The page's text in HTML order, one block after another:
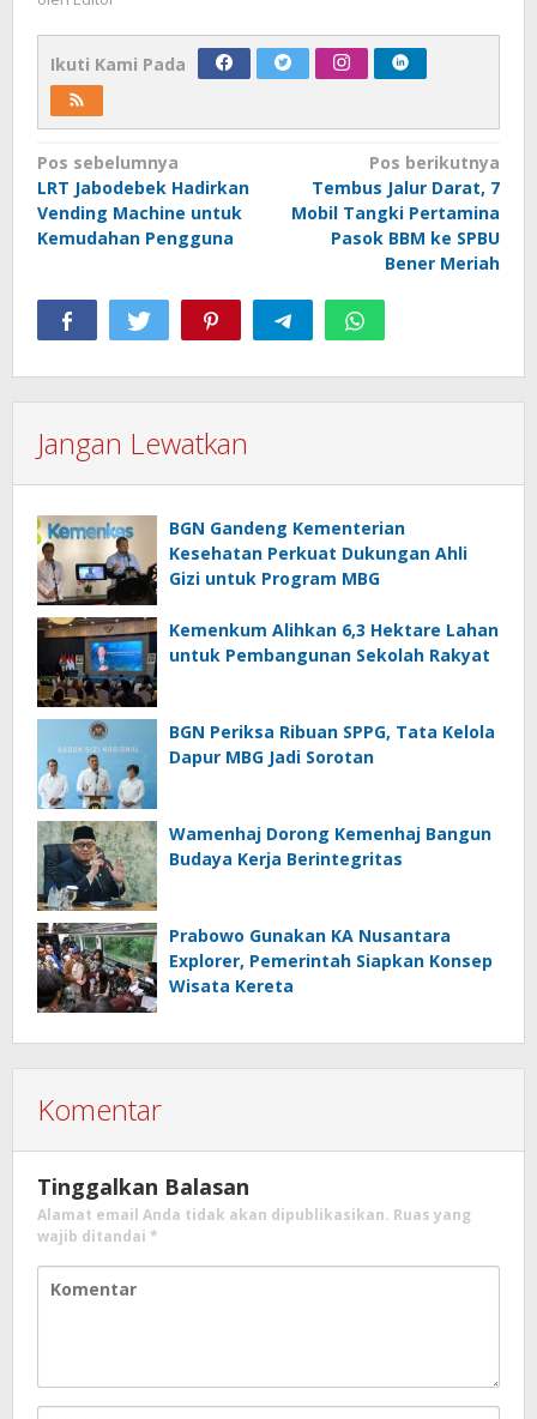
Ikuti Kami Pada
Navigasi
pos
Pos sebelumnya
LRT Jabodebek Hadirkan
Vending Machine untuk
Kemudahan Pengguna
Pos berikutnya
Tembus Jalur Darat, 7
Mobil Tangki Pertamina
Pasok BBM ke SPBU
Bener Meriah
Jangan Lewatkan
BGN Gandeng Kementerian
Kesehatan Perkuat Dukungan Ahli
Gizi untuk Program MBG
Kemenkum Alihkan 6,3 Hektare Lahan
untuk Pembangunan Sekolah Rakyat
BGN Periksa Ribuan SPPG, Tata Kelola
Dapur MBG Jadi Sorotan
Wamenhaj Dorong Kemenhaj Bangun
Budaya Kerja Berintegritas
Prabowo Gunakan KA Nusantara
Explorer, Pemerintah Siapkan Konsep
Wisata Kereta
Komentar
Tinggalkan Balasan
Alamat email Anda tidak akan dipublikasikan. Ruas yang
wajib ditandai *